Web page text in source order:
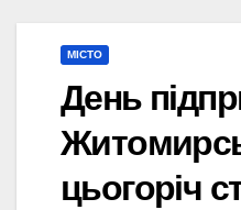
МІСТО
День
цьогоріч